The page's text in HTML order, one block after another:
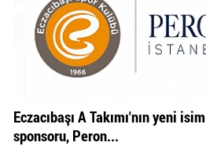
Eczacıbaşı A Takımı'nın yeni isim
sponsoru, Peron...